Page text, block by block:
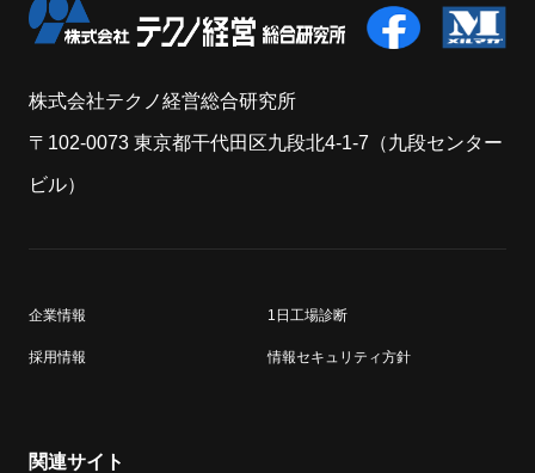
株式会社テクノ経営総合研究所
〒102-0073 東京都干代田区九段北4-1-7（九段センター
ビル）
企業情報 1日工場診断
採用情報 情報セキュリティ方針
関連サイト